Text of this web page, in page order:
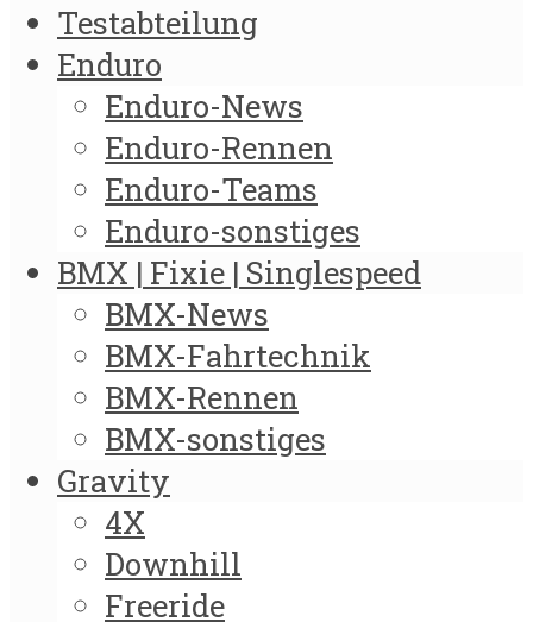
Testabteilung
Enduro
Enduro-News
Enduro-Rennen
Enduro-Teams
Enduro-sonstiges
BMX | Fixie | Singlespeed
BMX-News
BMX-Fahrtechnik
BMX-Rennen
BMX-sonstiges
Gravity
4X
Downhill
Freeride